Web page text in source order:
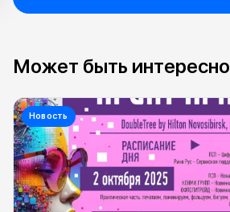
Может быть интересно
Новость